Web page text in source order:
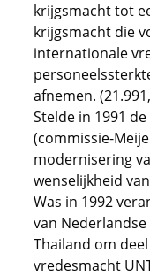
krijgsmacht tot
krijgsmacht die
internationale
afnemen.
Stelde in 1991
(commissie-
modernisering
wenselijkheid
Was in 1992
van
Thailand om
vredesmacht